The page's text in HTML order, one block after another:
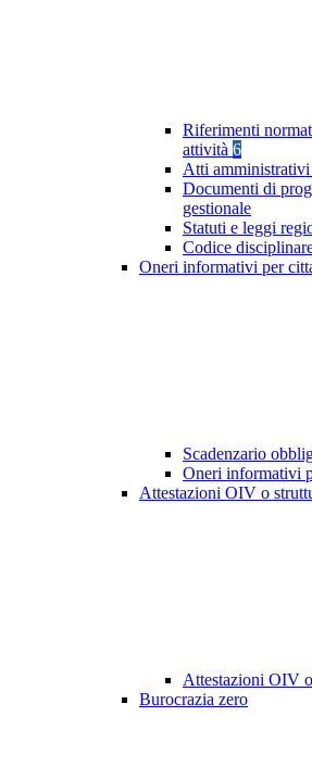
Riferimenti
attività 6
Atti amministrativi
Documenti di
gestionale
Statuti e leggi
Codice
Oneri informativi per
Scadenzario
Oneri informativi
Attestazioni OIV o
Attestazioni OIV
Burocrazia zero